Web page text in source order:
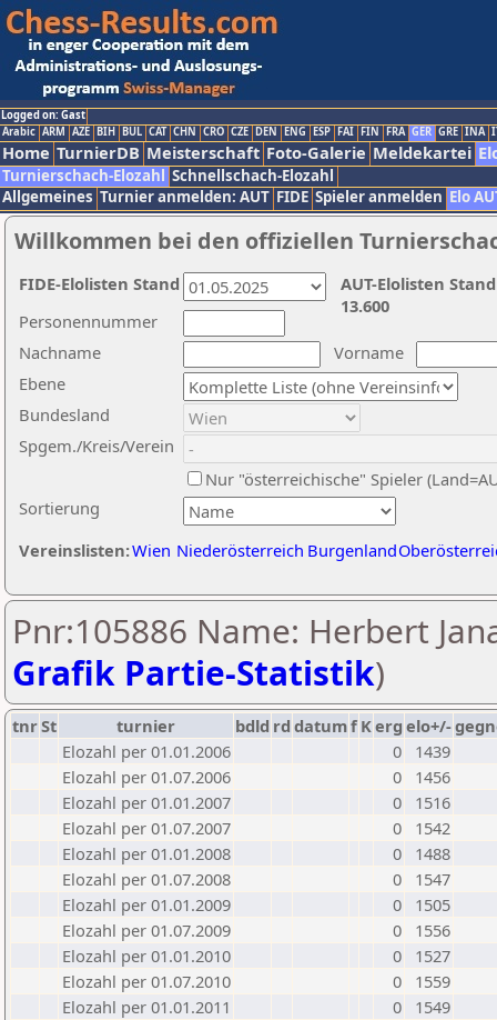
Logged on: Gast
Arabic ARM AZE BIH BUL CAT CHN CRO CZE DEN ENG ESP FAI FIN FRA GER GRE INA
Home TurnierDB Meisterschaft Foto-Galerie Meldekartei
Turnierschach-Elozahl Schnellschach-Elozahl
Allgemeines Turnier anmelden: AUT FIDE Spieler anmelden Elo
Willkommen bei den offiziellen
Nachname
Vorname
Ebene
Sortierung
Personennummer
Bundesland
Spgem./Kreis/Verein
Nur "österreichische" Spieler
Vereinslisten:Wien Niederösterreich Burgenland
AUT-Elolisten
13.600
FIDE-Elolisten Stand
Pnr:105886 Name: Herbert
Grafik Partie-Statistik)
tnrSt turnier bdld rd datumf Kerg elo+/-
Elozahl per 01.01.2006
0
1439
Elozahl per 01.07.2006
0
1456
Elozahl per 01.01.2007
0
1516
Elozahl per 01.07.2007
0
1542
Elozahl per 01.01.2008
0
1488
Elozahl per 01.07.2008
0
1547
Elozahl per 01.01.2009
0
1505
Elozahl per 01.07.2009
0
1556
Elozahl per 01.01.2010
0
1527
Elozahl per 01.07.2010
0
1559
Elozahl per 01.01.2011
0
1549